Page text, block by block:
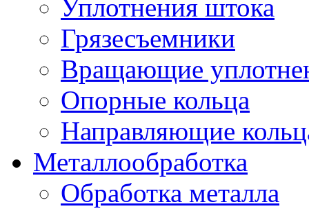
Уплотнения штока
Грязесъемники
Вращающие
Опорные кольца
Направляющие
Металлообработка
Обработка металла